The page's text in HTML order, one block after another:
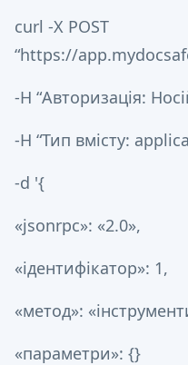
curl -X POST
“https://
-H “Авторизація:
-H “Тип вмісту:
-d '{
«jsonrpc»: «2.0»,
«ідентифікатор»: 1,
«метод»:
«параметри»: {}